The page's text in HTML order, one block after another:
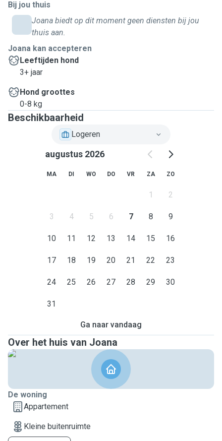
Bij jou thuis
Joana biedt op dit moment geen diensten bij jou
thuis aan.
Joana kan accepteren
Leeftijden hond
3+ jaar
Hond groottes
0-8 kg
Beschikbaarheid
Logeren
augustus 2026
MA DI WO DO VR ZA ZO
1 2
3 4 5 6 7 8 9
10 11 12 13 14 15 16
17 18 19 20 21 22 23
24 25 26 27 28 29 30
31
Ga naar vandaag
Over het huis van Joana
De woning
Appartement
Kleine buitenruimte